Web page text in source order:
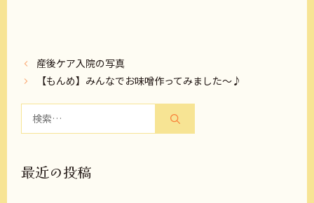
産後ケア入院の写真
【もんめ】みんなでお味噌作ってみました～♪
最近の投稿